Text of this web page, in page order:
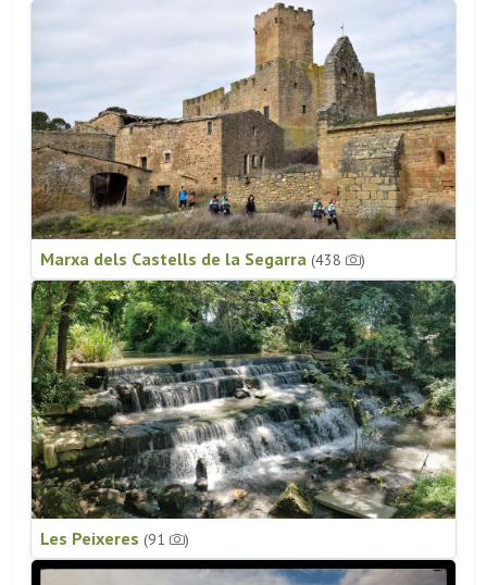
Marxa dels Castells de la Segarra (438 )
Les Peixeres (91 )